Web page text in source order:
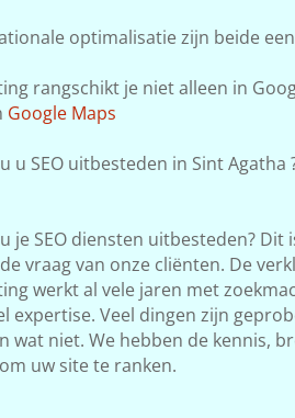
optimalisatie zijn beide
rangschikt je niet alleen in
Google Maps
u SEO uitbesteden in Sint Agatha
je SEO diensten uitbesteden? Dit
vraag van onze cliënten. De
werkt al vele jaren met
expertise. Veel dingen zijn
wat niet. We hebben de kennis,
uw site te ranken.